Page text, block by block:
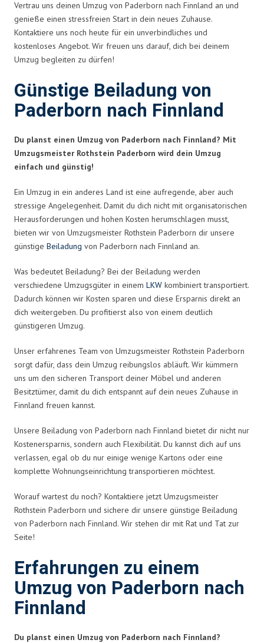
Vertrau uns deinen Umzug von Paderborn nach Finnland an und
genieße einen stressfreien Start in dein neues Zuhause.
Kontaktiere uns noch heute für ein unverbindliches und
kostenloses Angebot. Wir freuen uns darauf, dich bei deinem
Umzug begleiten zu dürfen!
Günstige Beiladung von
Paderborn nach Finnland
Du planst einen Umzug von Paderborn nach Finnland? Mit
Umzugsmeister Rothstein Paderborn wird dein Umzug
einfach und günstig!
Ein Umzug in ein anderes Land ist eine aufregende, aber auch
stressige Angelegenheit. Damit du dich nicht mit organisatorischen
Herausforderungen und hohen Kosten herumschlagen musst,
bieten wir von Umzugsmeister Rothstein Paderborn dir unsere
günstige Beiladung von Paderborn nach Finnland an.
Was bedeutet Beiladung? Bei der Beiladung werden
verschiedene Umzugsgüter in einem LKW kombiniert transportiert.
Dadurch können wir Kosten sparen und diese Ersparnis direkt an
dich weitergeben. Du profitierst also von einem deutlich
günstigeren Umzug.
Unser erfahrenes Team von Umzugsmeister Rothstein Paderborn
sorgt dafür, dass dein Umzug reibungslos abläuft. Wir kümmern
uns um den sicheren Transport deiner Möbel und anderen
Besitztümer, damit du dich entspannt auf dein neues Zuhause in
Finnland freuen kannst.
Unsere Beiladung von Paderborn nach Finnland bietet dir nicht nur
Kostenersparnis, sondern auch Flexibilität. Du kannst dich auf uns
verlassen, egal ob du nur einige wenige Kartons oder eine
komplette Wohnungseinrichtung transportieren möchtest.
Worauf wartest du noch? Kontaktiere jetzt Umzugsmeister
Rothstein Paderborn und sichere dir unsere günstige Beiladung
von Paderborn nach Finnland. Wir stehen dir mit Rat und Tat zur
Seite!
Erfahrungen zu einem
Umzug von Paderborn nach
Finnland
Du planst einen Umzug von Paderborn nach Finnland?